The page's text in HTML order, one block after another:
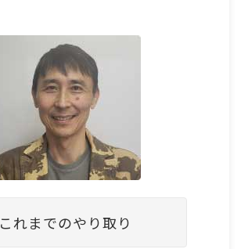
これまでのやり取り